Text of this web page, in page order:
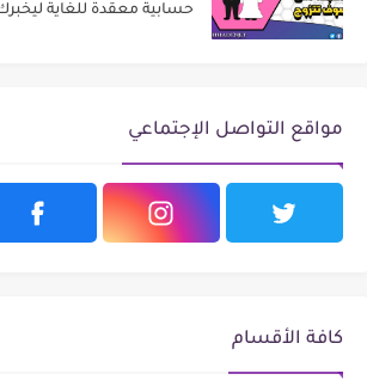
حسابية معقدة للغاية
مواقع التواصل الإجتماعي
كافة الأقسام